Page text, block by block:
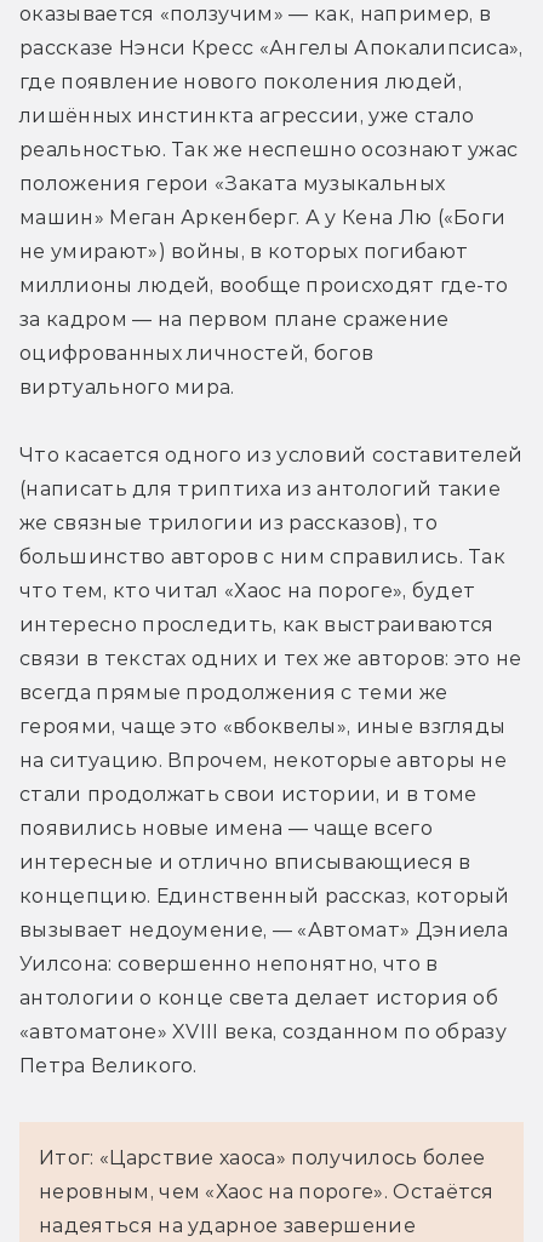
оказывается «ползучим» — как, например, в
рассказе Нэнси Кресс «Ангелы Апокалипсиса»,
где появление нового поколения людей,
лишённых инстинкта агрессии, уже стало
реальностью. Так же неспешно осознают ужас
положения герои «Заката музыкальных
машин» Меган Аркенберг. А у Кена Лю («Боги
не умирают») войны, в которых погибают
миллионы людей, вообще происходят где-то
за кадром — на первом плане сражение
оцифрованных личностей, богов
виртуального мира.
Что касается одного из условий составителей
(написать для триптиха из антологий такие
же связные трилогии из рассказов), то
большинство авторов с ним справились. Так
что тем, кто читал «Хаос на пороге», будет
интересно проследить, как выстраиваются
связи в текстах одних и тех же авторов: это не
всегда прямые продолжения с теми же
героями, чаще это «вбоквелы», иные взгляды
на ситуацию. Впрочем, некоторые авторы не
стали продолжать свои истории, и в томе
появились новые имена — чаще всего
интересные и отлично вписывающиеся в
концепцию. Единственный рассказ, который
вызывает недоумение, — «Автомат» Дэниела
Уилсона: совершенно непонятно, что в
антологии о конце света делает история об
«автоматоне» XVIII века, созданном по образу
Петра Великого.
Итог: «Царствие хаоса» получилось более
неровным, чем «Хаос на пороге». Остаётся
надеяться на ударное завершение